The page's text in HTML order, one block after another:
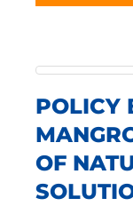
POLICY
OF